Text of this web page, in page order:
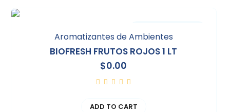
Aromatizantes de Ambientes
BIOFRESH FRUTOS ROJOS 1 LT
$0.00
ADD TO CART